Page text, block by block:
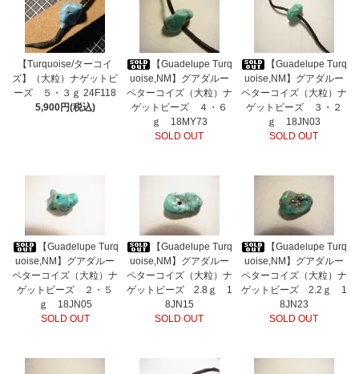
【Turquoise/ターコイ
ズ】（大粒）ナゲットビ
ーズ ５・３ｇ 24F118
5,900円(税込)
【Guadelupe Turq
uoise,NM】グアダルー
ペターコイズ（大粒）ナ
ゲットビーズ ４・６
ｇ 18MY73
SOLD OUT
【Guadelupe Turq
uoise,NM】グアダルー
ペターコイズ（大粒）ナ
ゲットビーズ ３・２
ｇ 18JN03
SOLD OUT
【Guadelupe Turq
uoise,NM】グアダルー
ペターコイズ（大粒）ナ
ゲットビーズ ２・５
ｇ 18JN05
SOLD OUT
【Guadelupe Turq
uoise,NM】グアダルー
ペターコイズ（大粒）ナ
ゲットビーズ 2.8ｇ 1
8JN15
SOLD OUT
【Guadelupe Turq
uoise,NM】グアダルー
ペターコイズ（大粒）ナ
ゲットビーズ 2.2ｇ 1
8JN23
SOLD OUT